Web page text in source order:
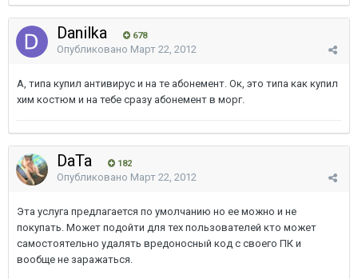
Danilka 678
Опубликовано Март 22, 2012
А, типа купил антивирус и на те абонемент. Ок, это типа как купил
хим костюм и на тебе сразу абонемент в морг.
DaTa 182
Опубликовано Март 22, 2012
Эта услуга предлагается по умолчанию но ее можно и не
покупать. Может подойти для тех пользователей кто может
самостоятельно удалять вредоносный код с своего ПК и
вообще не заражаться.